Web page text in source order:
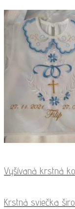
Vyšívaná krstná
Krstná sviečka